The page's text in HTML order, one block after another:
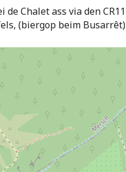
de Chalet ass via den
(biergop beim